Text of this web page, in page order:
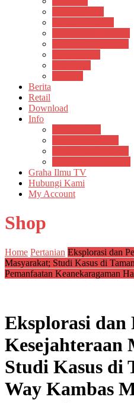
Berita
Retail
Download
Info
Graha Ilmu TV
Hubungi Kami
My Account
Shop
Home Pertanian Eksplorasi dan
Masyarakat; Studi Kasus di
Pemanfaatan Keanekaragaman
Eksplorasi dan
Kesejahteraan
Studi Kasus di
Way Kambas